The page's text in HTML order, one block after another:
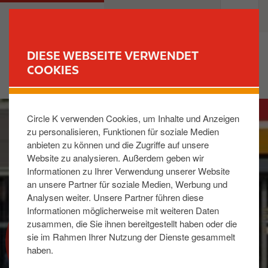
DIESE WEBSEITE VERWENDET
COOKIES
Circle K verwenden Cookies, um Inhalte und Anzeigen
zu personalisieren, Funktionen für soziale Medien
anbieten zu können und die Zugriffe auf unsere
Website zu analysieren. Außerdem geben wir
Informationen zu Ihrer Verwendung unserer Website
an unsere Partner für soziale Medien, Werbung und
Analysen weiter. Unsere Partner führen diese
Informationen möglicherweise mit weiteren Daten
zusammen, die Sie ihnen bereitgestellt haben oder die
sie im Rahmen Ihrer Nutzung der Dienste gesammelt
haben.
u
a
M
v
I
REWARD CLUB